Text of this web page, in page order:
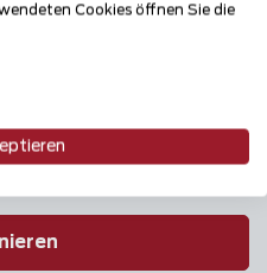
Cookies öffnen Sie die